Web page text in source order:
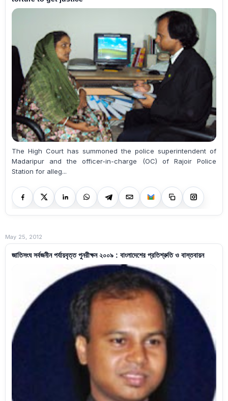
The High Court has summoned the police superintendent of
Madaripur and the officer-in-charge (OC) of Rajoir Police
Station for alleg...
May 25, 2012
জাতিসংঘ সর্বজনীন পর্যায়বৃত্ত পুনরীক্ষন ২০০৯ : বাংলাদেশের প্রতিশ্রুতি ও বাস্তবায়ন